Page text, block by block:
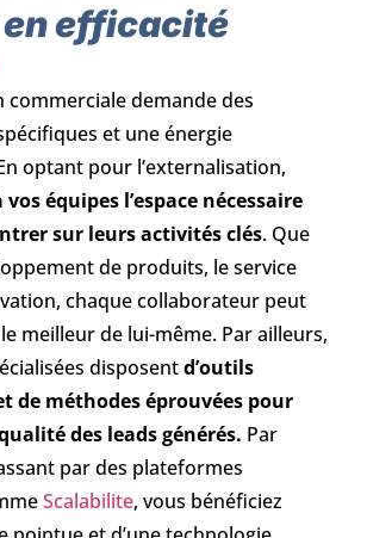
efficacité
commerciale demande des
et une énergie
optant pour l’externalisation,
équipes l’espace nécessaire
sur leurs activités clés. Que
de produits, le service
chaque collaborateur peut
meilleur de lui-même. Par ailleurs,
disposentd’outils
de méthodes éprouvées pour
des leads générés. Par
par des plateformes
Scalabilite, vous bénéficiez